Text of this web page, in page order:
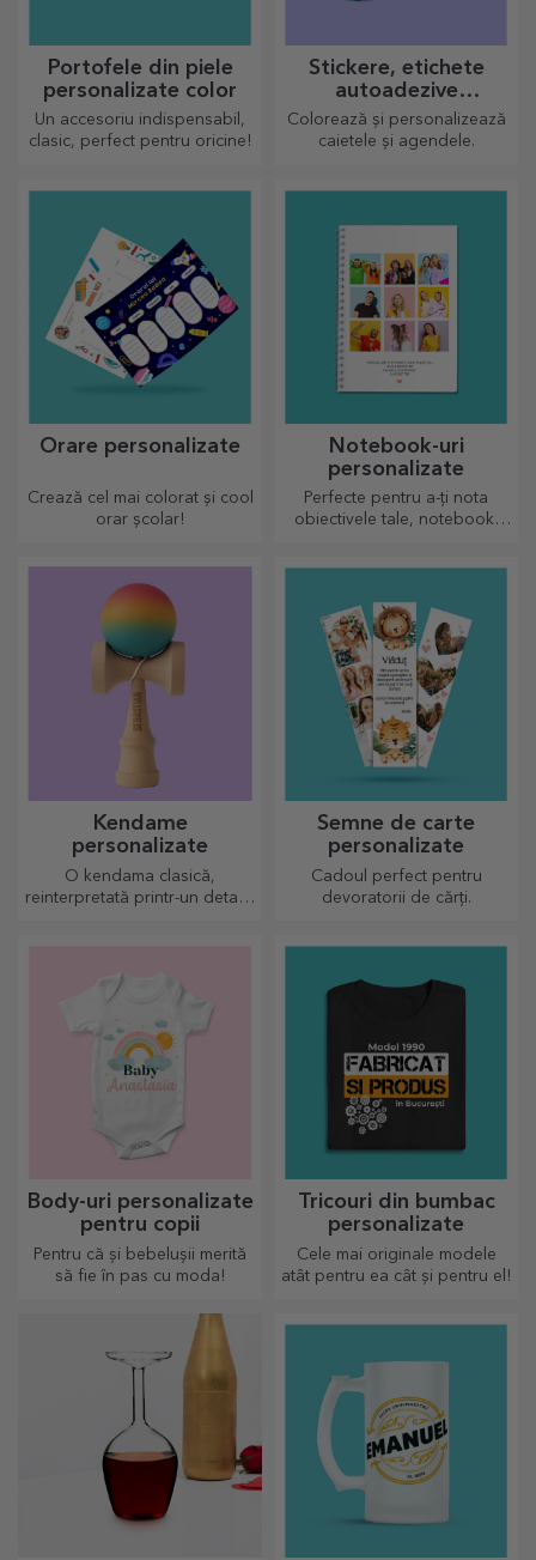
Portofele din piele
personalizate color
Un accesoriu indispensabil,
clasic, perfect pentru oricine!
Stickere, etichete
autoadezive
personalizate
Colorează și personalizează
caietele și agendele.
Orare personalizate
Crează cel mai colorat și cool
orar școlar!
Notebook-uri
personalizate
Perfecte pentru a-ți nota
obiectivele tale, notebook-
Kendame
personalizate
O kendama clasică,
reinterpretată printr-un detaliu
Semne de carte
personalizate
Cadoul perfect pentru
devoratorii de cărți.
Body-uri personalizate
pentru copii
Pentru că și bebelușii merită
să fie în pas cu moda!
Tricouri din bumbac
personalizate
Cele mai originale modele
atât pentru ea cât și pentru el!